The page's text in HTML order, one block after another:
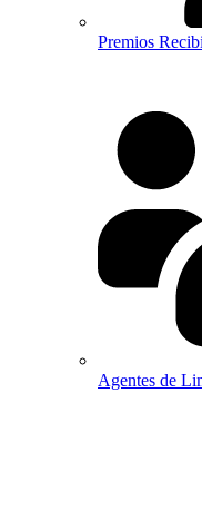
Premios
Agentes de